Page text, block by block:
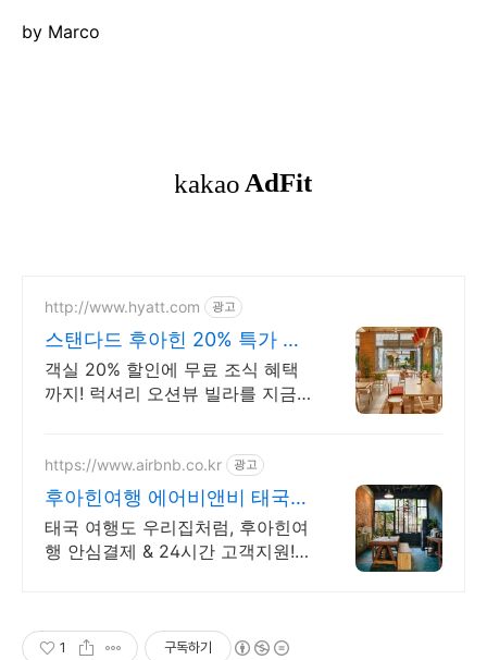
by Marco
http://www.hyatt.com 광고
스탠다드 후아힌 20% 특가 최
적가 보장
객실 20% 할인에 무료 조식 혜택
까지! 럭셔리 오션뷰 빌라를 지금
입지.
https://www.airbnb.co.kr 광고
후아힌여행 에어비앤비 태국여
행도 우리집처럼
태국 여행도 우리집처럼, 후아힌여
행 안심결제 & 24시간 고객지원!
1 구독하기